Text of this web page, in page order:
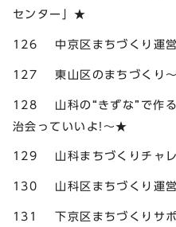
センター」★
126 中京区まちづくり運
127 東山区のまちづくり
128 山科の“きずな”で作る
治会っていいよ!～★
129 山科まちづくりチャ
130 山科区まちづくり運
131 下京区まちづくりサ